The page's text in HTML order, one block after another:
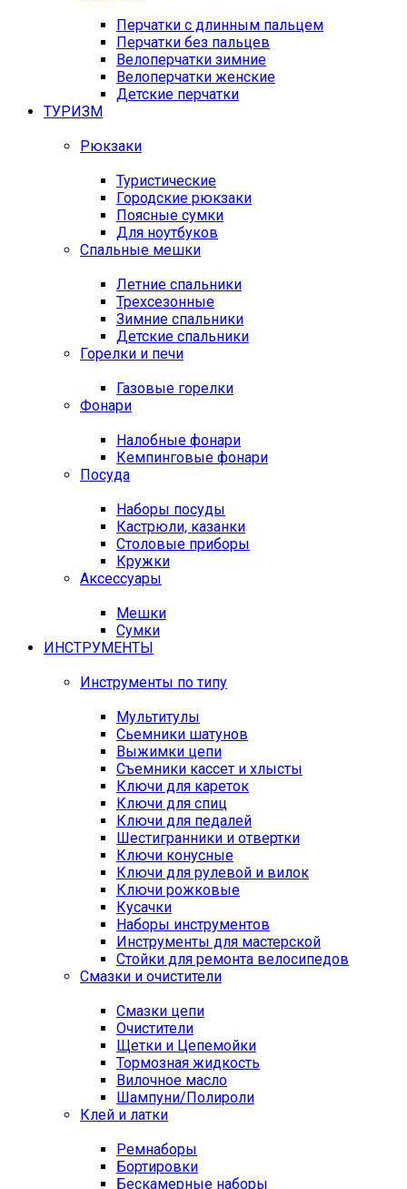
Перчатки с длинным пальцем
Перчатки без пальцев
Велоперчатки зимние
Велоперчатки женские
Детские перчатки
ТУРИЗМ
Рюкзаки
Туристические
Городские рюкзаки
Поясные сумки
Для ноутбуков
Спальные мешки
Летние спальники
Трехсезонные
Зимние спальники
Детские спальники
Горелки и печи
Газовые горелки
Фонари
Налобные фонари
Кемпинговые фонари
Посуда
Наборы посуды
Кастрюли, казанки
Столовые приборы
Кружки
Аксессуары
Мешки
Сумки
ИНСТРУМЕНТЫ
Инструменты по типу
Мультитулы
Сьемники шатунов
Выжимки цепи
Съемники кассет и хлысты
Ключи для кареток
Ключи для спиц
Ключи для педалей
Шестигранники и отвертки
Ключи конусные
Ключи для рулевой и вилок
Ключи рожковые
Кусачки
Наборы инструментов
Инструменты для мастерской
Стойки для ремонта велосипедов
Смазки и очистители
Смазки цепи
Очистители
Щетки и Цепемойки
Тормозная жидкость
Вилочное масло
Шампуни/Полироли
Клей и латки
Ремнаборы
Бортировки
Бескамерные наборы